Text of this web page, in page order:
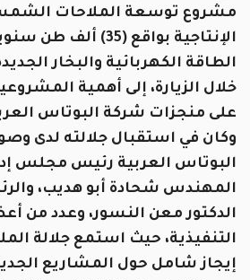
مشروع توسعة الملاحات
الإنتاجية بواقع (35)
الطاقة الكهربائية والبخار
خلال الزيارة، إلى أهمية
على منجزات شركة البوتاس
وكان في استقبال جلالته لدى
البوتاس العربية رئيس مجلس
المهندس شحادة أبو هديب،
الدكتور معن النسور، وعدد من
التنفيذية، حيث استمع جلالة
إيجاز شامل حول المشاريع